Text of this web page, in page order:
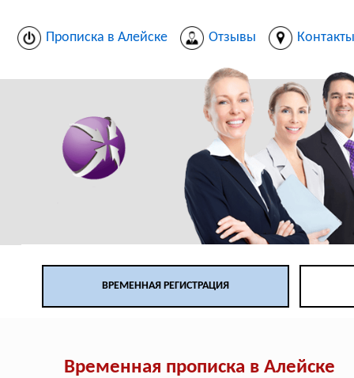
Прописка в Алейске Отзывы Контакты
ВРЕМЕННАЯ РЕГИСТРАЦИЯ
Временная прописка в Алейске